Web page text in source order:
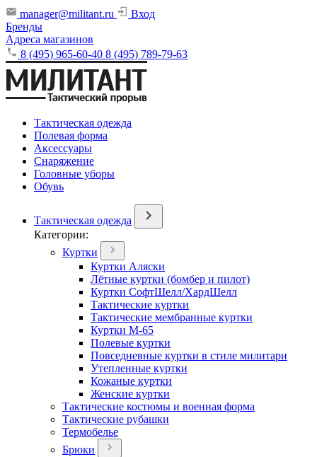
manager@militant.ru
Вход
Бренды
Адреса магазинов
8 (495) 965-60-40 8 (495) 789-79-63
Тактическая одежда
Полевая форма
Аксессуары
Снаряжение
Головные уборы
Обувь
Тактическая одежда
Категории:
Куртки
Куртки Аляски
Лётные куртки (бомбер и пилот)
Куртки СофтШелл/ХардШелл
Тактические куртки
Тактические мембранные куртки
Куртки М-65
Полевые куртки
Повседневные куртки в стиле милитари
Утепленные куртки
Кожаные куртки
Женские куртки
Тактические костюмы и военная форма
Тактические рубашки
Термобелье
Брюки